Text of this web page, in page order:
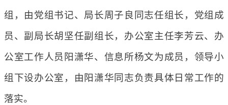
组，由党组书记、局长周子良同志任组长，党组成
员、副局长胡坚任副组长，办公室主任李芳云、办
公室工作人员阳潇华、信息所杨文为成员，领导小
组下设办公室，由阳潇华同志负责具体日常工作的
落实。